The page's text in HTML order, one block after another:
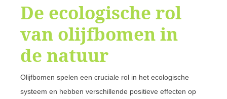
De ecologische rol
van olijfbomen in
de natuur
Olijfbomen spelen een cruciale rol in het ecologische
systeem en hebben verschillende positieve effecten op